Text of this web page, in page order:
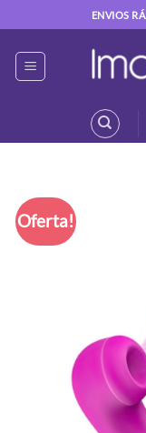
to
content
ENVIOS
Oferta!